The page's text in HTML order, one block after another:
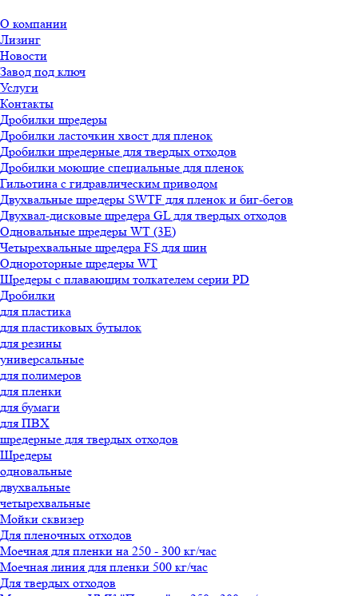
О компании
Лизинг
Новости
Завод под ключ
Услуги
Контакты
Дробилки шредеры
Дробилки ласточкин хвост для пленок
Дробилки шредерные для твердых отходов
Дробилки моющие специальные для пленок
Гильотина с гидравлическим приводом
Двухвальные шредеры SWTF для пленок и биг-бегов
Двухвал-дисковые шредера GL для твердых отходов
Одновальные шредеры WT (3E)
Четырехвальные шредера FS для шин
Однороторные шредеры WT
Шредеры с плавающим толкателем серии PD
Дробилки
для пластика
для пластиковых бутылок
для резины
универсальные
для полимеров
для пленки
для бумаги
для ПВХ
шредерные для твердых отходов
Шредеры
одновальные
двухвальные
четырехвальные
Мойки сквизер
Для пленочных отходов
Моечная для пленки на 250 - 300 кг/час
Моечная линия для пленки 500 кг/час
Для твердых отходов